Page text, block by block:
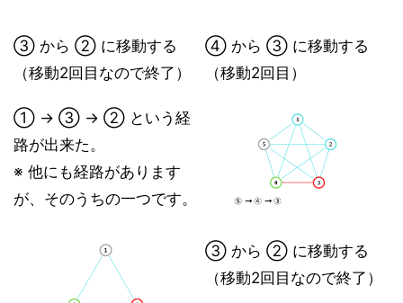
③ から ② に移動する
（移動2回目なので終了）
① → ③ → ② という経
路が出来た。
※ 他にも経路があります
が、そのうちの一つです。
④ から ③ に移動する
（移動2回目）
③ から ② に移動する
（移動2回目なので終了）